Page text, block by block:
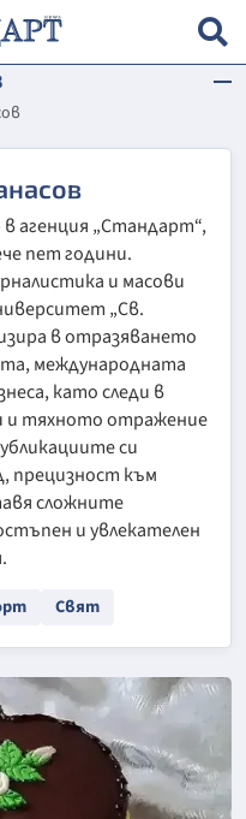
агенция „Стандарт“,
пет години.
и масови
„Св.
в отразяването
международната
като следи в
и тяхното отражение
си
прецизност към
сложните
и увлекателен
Свят